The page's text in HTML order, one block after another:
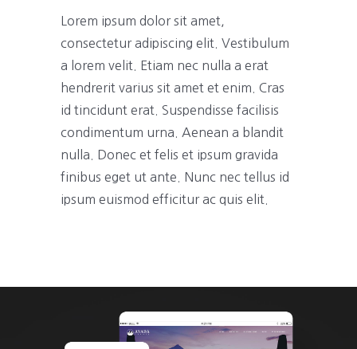
Lorem ipsum dolor sit amet,
consectetur adipiscing elit. Vestibulum
a lorem velit. Etiam nec nulla a erat
hendrerit varius sit amet et enim. Cras
id tincidunt erat. Suspendisse facilisis
condimentum urna. Aenean a blandit
nulla. Donec et felis et ipsum gravida
finibus eget ut ante. Nunc nec tellus id
ipsum euismod efficitur ac quis elit.